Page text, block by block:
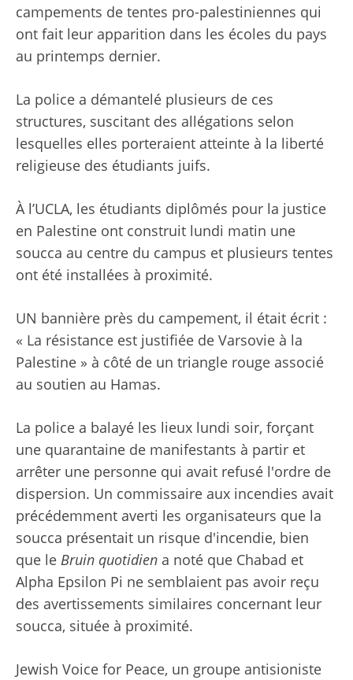
campements de tentes pro-palestiniennes qui
ont fait leur apparition dans les écoles du pays
au printemps dernier.
La police a démantelé plusieurs de ces
structures, suscitant des allégations selon
lesquelles elles porteraient atteinte à la liberté
religieuse des étudiants juifs.
À l’UCLA, les étudiants diplômés pour la justice
en Palestine ont construit lundi matin une
soucca au centre du campus et plusieurs tentes
ont été installées à proximité.
UN bannière près du campement, il était écrit :
« La résistance est justifiée de Varsovie à la
Palestine » à côté de un triangle rouge associé
au soutien au Hamas.
La police a balayé les lieux lundi soir, forçant
une quarantaine de manifestants à partir et
arrêter une personne qui avait refusé l'ordre de
dispersion. Un commissaire aux incendies avait
précédemment averti les organisateurs que la
soucca présentait un risque d'incendie, bien
que le Bruin quotidien a noté que Chabad et
Alpha Epsilon Pi ne semblaient pas avoir reçu
des avertissements similaires concernant leur
soucca, située à proximité.
Jewish Voice for Peace, un groupe antisioniste